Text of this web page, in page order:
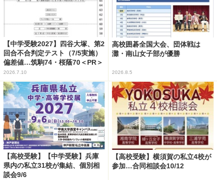
【中学受験2027】四谷大塚、第2
回合不合判定テスト（7/5実施）
偏差値…筑駒74・桜蔭70＜PR＞
2026.7.10
高校囲碁全国大会、団体戦は
灘・南山女子部が優勝
2026.8.5
【高校受験】【中学受験】兵庫
県内の私立31校が集結、個別相
談会9/6
【高校受験】横須賀の私立4校が
参加…合同相談会10/12